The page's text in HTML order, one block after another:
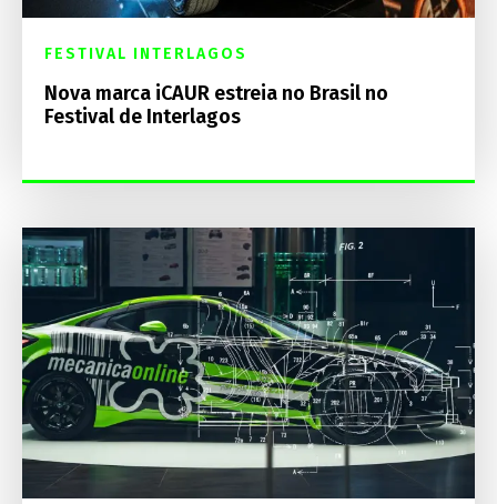
FESTIVAL INTERLAGOS
Nova marca iCAUR estreia no Brasil no
Festival de Interlagos